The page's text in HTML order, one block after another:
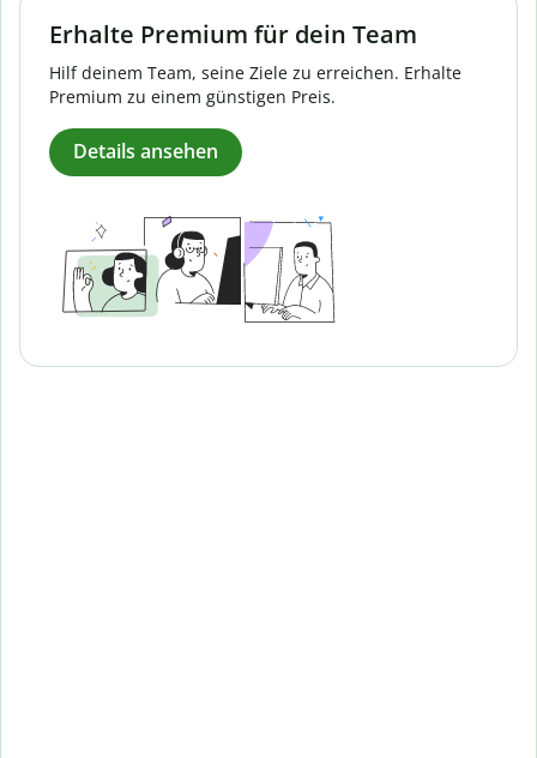
Erhalte Premium für dein Team
Hilf deinem Team, seine Ziele zu erreichen. Erhalte
Premium zu einem günstigen Preis.
Details ansehen